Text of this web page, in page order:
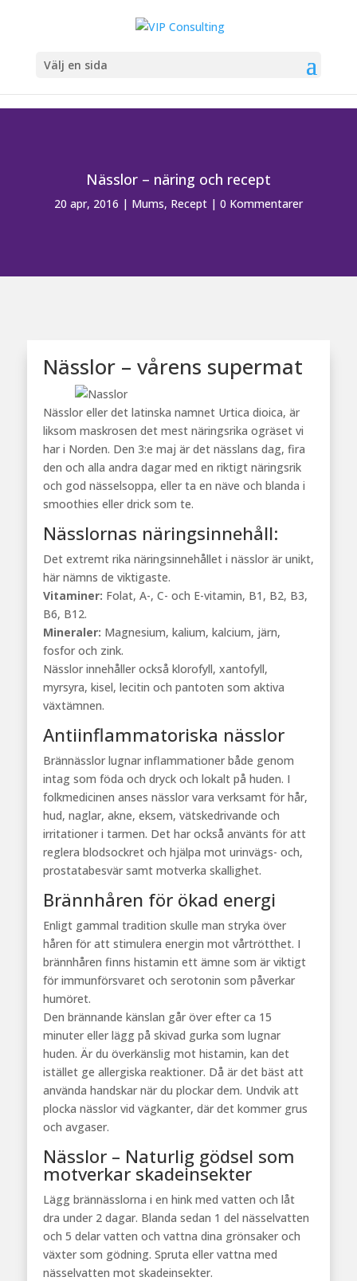
Välj en sida
Nässlor – näring och recept
20 apr, 2016 | Mums, Recept| 0 Kommentarer
Nässlor – vårens supermat
Nässlor eller det latinska namnet Urtica dioica, är
liksom maskrosen det mest näringsrika ogräset vi
har i Norden. Den 3:e maj är det nässlans dag, fira
den och alla andra dagar med en riktigt näringsrik
och god nässelsoppa, eller ta en näve och blanda i
smoothies eller drick som te.
Nässlornas näringsinnehåll:
Det extremt rika näringsinnehållet i nässlor är unikt,
här nämns de viktigaste.
Vitaminer: Folat, A-, C- och E-vitamin, B1, B2, B3,
B6, B12.
Mineraler: Magnesium, kalium, kalcium, järn,
fosfor och zink.
Nässlor innehåller också klorofyll, xantofyll,
myrsyra, kisel, lecitin och pantoten som aktiva
växtämnen.
Antiinflammatoriska nässlor
Brännässlor lugnar inflammationer både genom
intag som föda och dryck och lokalt på huden. I
folkmedicinen anses nässlor vara verksamt för hår,
hud, naglar, akne, eksem, vätskedrivande och
irritationer i tarmen. Det har också använts för att
reglera blodsockret och hjälpa mot urinvägs- och,
prostatabesvär samt motverka skallighet.
Brännhåren för ökad energi
Enligt gammal tradition skulle man stryka över
håren för att stimulera energin mot vårtrötthet. I
brännhåren finns histamin ett ämne som är viktigt
för immunförsvaret och serotonin som påverkar
humöret.
Den brännande känslan går över efter ca 15
minuter eller lägg på skivad gurka som lugnar
huden. Är du överkänslig mot histamin, kan det
istället ge allergiska reaktioner. Då är det bäst att
använda handskar när du plockar dem. Undvik att
plocka nässlor vid vägkanter, där det kommer grus
och avgaser.
Nässlor – Naturlig gödsel som
motverkar skadeinsekter
Lägg brännässlorna i en hink med vatten och låt
dra under 2 dagar. Blanda sedan 1 del nässelvatten
och 5 delar vatten och vattna dina grönsaker och
växter som gödning. Spruta eller vattna med
nässelvatten mot skadeinsekter.